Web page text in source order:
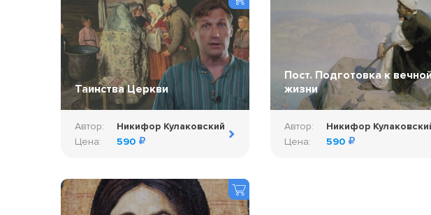
Таинства Церкви
Автор:
Никифор Кулаковский
Цена:
590
Пост. Подготовка к
жизни
Автор:
Никифор
Цена:
590